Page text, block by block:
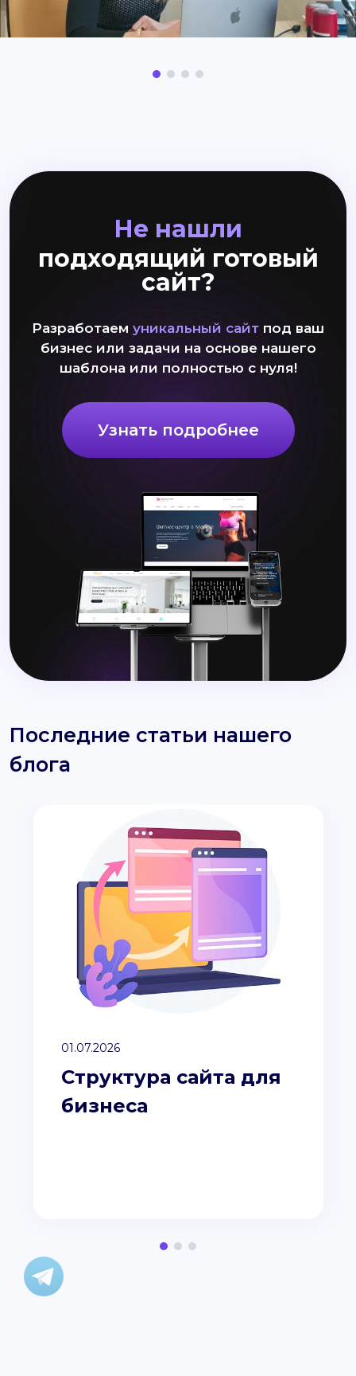
Не нашли
подходящий готовый
сайт?
Разработаем уникальный сайт под ваш
бизнес или задачи на основе нашего
шаблона или полностью с нуля!
Узнать подробнее
Последние статьи нашего
блога
01.07.2026
Структура сайта для
бизнеса